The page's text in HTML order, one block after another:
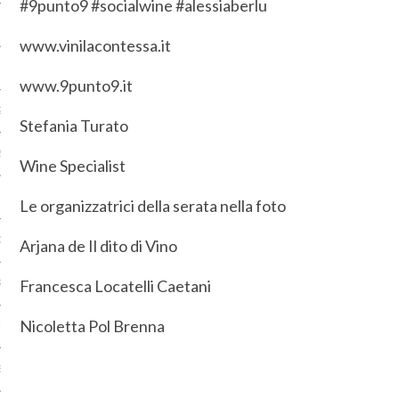
2017
2016
2016
2016
#9punto9 #socialwine #alessiaberlu
www.vinilacontessa.it
www.9punto9.it
Stefania Turato
Wine Specialist
Le organizzatrici della serata nella foto
Arjana de Il dito di Vino
Francesca Locatelli Caetani
Nicoletta Pol Brenna